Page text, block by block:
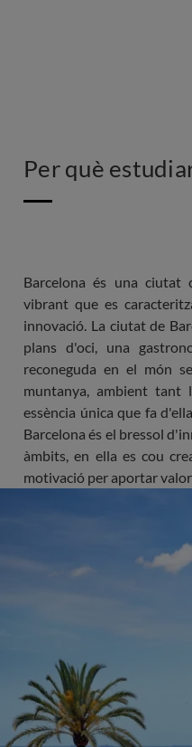
Per què
Barcelona és una ciutat
vibrant que es
innovació. La ciutat de
plans d'oci, una
reconeguda en el món
muntanya, ambient tant
essència única que fa
Barcelona és el bressol
àmbits, en ella es cou
motivació per aportar